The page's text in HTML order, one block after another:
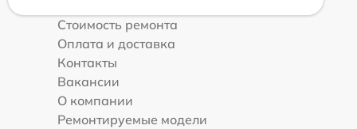
Стоимость ремонта
Оплата и доставка
Контакты
Вакансии
О компании
Ремонтируемые модели